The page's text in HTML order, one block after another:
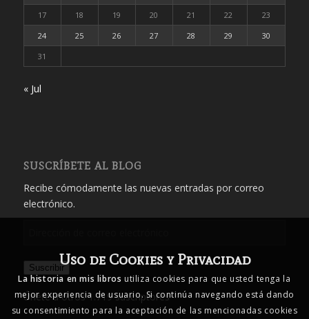
17
18 19 20 21 22
23
24
25 26 27 28 29
30
31
« Jul
SUSCRÍBETE AL BLOG
Recibe cómodamente las nuevas entradas por correo
electrónico.
correo
electrónico
Suscribir
Únete a otros 1.719 suscriptores
Uso de Cookies y Privacidad
La historia en mis libros utiliza cookies para que usted tenga la
mejor experiencia de usuario. Si continúa navegando está dando
su consentimiento para la aceptación de las mencionadas cookies